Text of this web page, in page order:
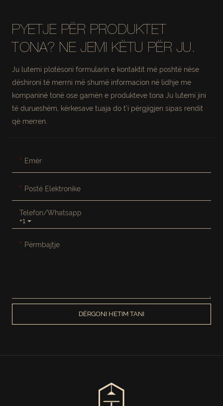
PYETJE PËR PRODUKTET
TONA? NE JEMI KËTU PËR JU.
Ju lutemi plotësoni formularin e kontaktit më poshtë nëse
dëshironi të merrni më shumë informacion në lidhje me
kompaninë tonë ose gamën e produkteve tona Ju lutemi jini
të durueshëm, kërkesave tuaja do t'i përgjigjen sipas rendit
që merren.
Emër
Postë Elektronike
+1
Telefon/whatsapp
Përmbajtje
DËRGONI HETIM TANI